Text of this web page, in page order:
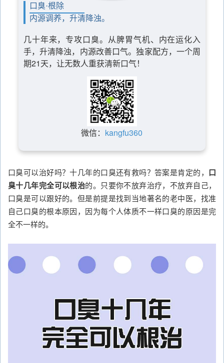
口臭·根除
内源调养，升清降浊。
几十年来，专攻口臭。从脾胃气机、内在运化入
手，升清降浊，内源改善口气。独家配方，一个周
期21天，让无数人重获清新口气！
微信： kangfu360
口臭可以治好吗？十几年的口臭还有救吗？答案是肯定的， 口
臭十几年完全可以根治的。只要你不放弃治疗，不放弃自己，
口臭是可以跟好的。但是前提是找到当地著名的老中医，找准
自己口臭的根本原因，因为每个人体质不一样口臭的原因是完
全不一样的。